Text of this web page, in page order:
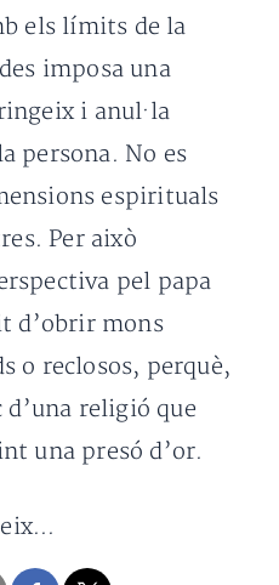
els límits de la
imposa una
i anul·la
persona. No es
espirituals
Per això
pel papa
d’obrir mons
o reclosos, perquè,
religió que
una presó d’or.